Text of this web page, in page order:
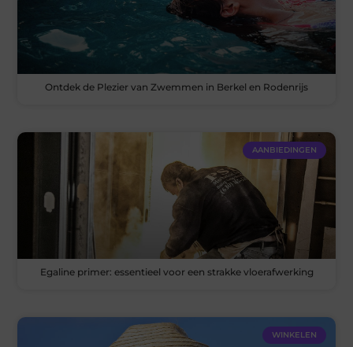
Ontdek de Plezier van Zwemmen in Berkel en Rodenrijs
AANBIEDINGEN
Egaline primer: essentieel voor een strakke vloerafwerking
WINKELEN